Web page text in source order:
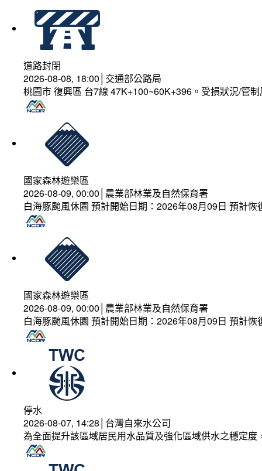
道路封閉
2026-08-08, 18:00│交通部公路局
桃園市 復興區 台7線 47K+100~60K+396。受損狀況/管
國家森林遊樂區
2026-08-09, 00:00│農業部林業及自然保育署
白海豚颱風休園 預計開始日期：2026年08月09日 預計
國家森林遊樂區
2026-08-09, 00:00│農業部林業及自然保育署
白海豚颱風休園 預計開始日期：2026年08月09日 預計
停水
2026-08-07, 14:28│台灣自來水公司
為全面提升該區域居民用水品質及強化區域供水之穩定